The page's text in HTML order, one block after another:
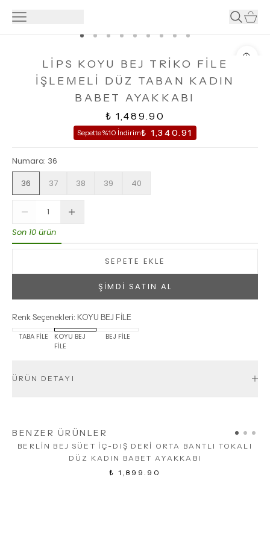
LİPS KOYU BEJ TRİKO FİLE
İŞLEMELİ DÜZ TABAN KADIN
BABET AYAKKABI
₺ 1,489.90
Sepette %10 İndirim₺ 1,340.91
Numara: 36
36
37 38 39 40
Son 10 ürün
SEPETE EKLE
ŞİMDİ SATIN AL
Renk Seçenekleri: KOYU BEJ FİLE
TABA FİLE
KOYU BEJ
FİLE
BEJ FİLE
ÜRÜN DETAYI
BENZER ÜRÜNLER
BERLİN BEJ SÜET İÇ-DIŞ DERİ ORTA BANTLI TOKALI
DÜZ KADIN BABET AYAKKABI
₺ 1,899.90